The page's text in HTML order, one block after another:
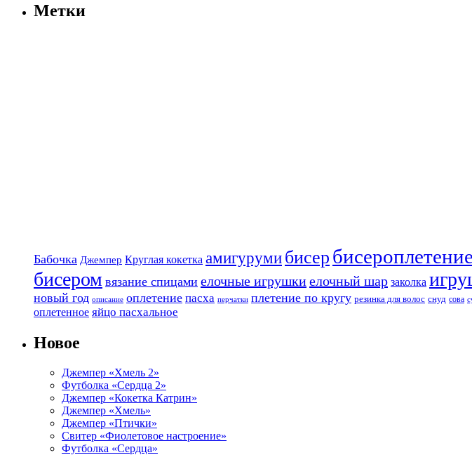
Метки
Бабочка Джемпер Круглая кокетка амигурумибисер бисероплетение
бисером вязание спицами елочные игрушкиелочный шар заколка
новый год описание оплетение пасха перчатки плетение по кругу резинка для волос снуд сова
оплетенное яйцо пасхальное
Новое
Джемпер «Хмель 2»
Футболка «Сердца 2»
Джемпер «Кокетка Катрин»
Джемпер «Хмель»
Джемпер «Птички»
Свитер «Фиолетовое настроение»
Футболка «Сердца»